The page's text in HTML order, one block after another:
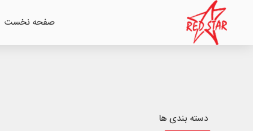
صفحه نخست
دسته بندی ها